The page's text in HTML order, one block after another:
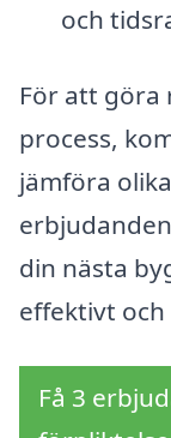
och
För att göra
process,
jämföra
din nästa
effektivt
Få 3